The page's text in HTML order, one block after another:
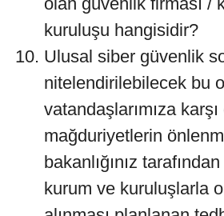
kuruluşu hangisidir?
Ulusal siber güvenlik
nitelendirilebilecek bu
vatandaşlarımıza
mağduriyetlerin
bakanlığınız
kurum ve kuruluşlarla